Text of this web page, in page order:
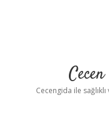
Cecengida ile